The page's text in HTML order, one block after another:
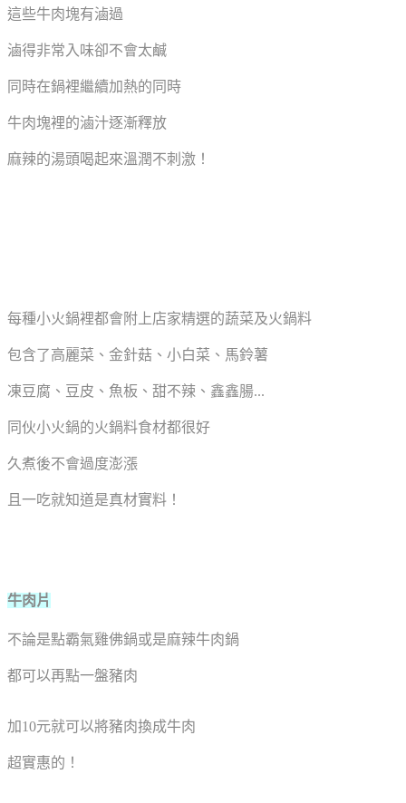
這些牛肉塊有滷過
滷得非常入味卻不會太鹹
同時在鍋裡繼續加熱的同時
牛肉塊裡的滷汁逐漸釋放
麻辣的湯頭喝起來溫潤不刺激！
每種小火鍋裡都會附上店家精選的蔬菜及火鍋料
包含了高麗菜、金針菇、小白菜、馬鈴薯
凍豆腐、豆皮、魚板、甜不辣、鑫鑫腸...
同伙小火鍋的火鍋料食材都很好
久煮後不會過度澎漲
且一吃就知道是真材實料！
牛肉片
不論是點霸氣雞佛鍋或是麻辣牛肉鍋
都可以再點一盤豬肉
加10元就可以將豬肉換成牛肉
超實惠的！